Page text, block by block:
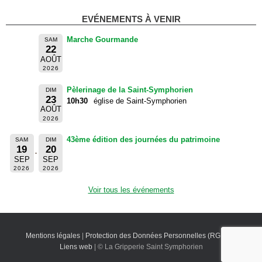
EVÉNEMENTS À VENIR
SAM
22
AOÛT
2026
Marche Gourmande
DIM
23
AOÛT
2026
Pèlerinage de la Saint-Symphorien
10h30
église de Saint-Symphorien
SAM
19
SEP
2026
DIM
20
SEP
2026
43ème édition des journées du patrimoine
Voir tous les événements
Mentions légales | Protection des Données Personnelles (RGPD)
Liens web| © La Gripperie Saint Symphorien